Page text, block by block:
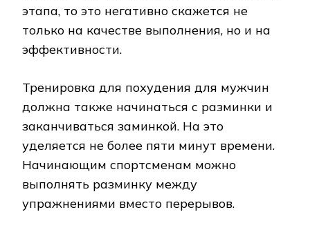
этапа, то это негативно скажется не
только на качестве выполнения, но и на
эффективности.
Тренировка для похудения для мужчин
должна также начинаться с разминки и
заканчиваться заминкой. На это
уделяется не более пяти минут времени.
Начинающим спортсменам можно
выполнять разминку между
упражнениями вместо перерывов.